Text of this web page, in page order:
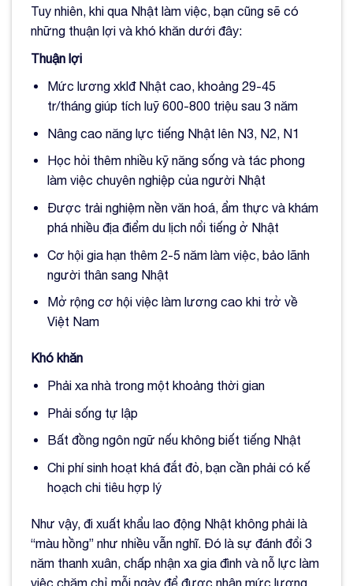
Tuy nhiên, khi qua Nhật làm việc, bạn cũng sẽ có
những thuận lợi và khó khăn dưới đây:
Thuận lợi
Mức lương xklđ Nhật cao, khoảng 29-45
tr/tháng giúp tích luỹ 600-800 triệu sau 3 năm
Nâng cao năng lực tiếng Nhật lên N3, N2, N1
Học hỏi thêm nhiều kỹ năng sống và tác phong
làm việc chuyên nghiệp của người Nhật
Được trải nghiệm nền văn hoá, ẩm thực và khám
phá nhiều địa điểm du lịch nổi tiếng ở Nhật
Cơ hội gia hạn thêm 2-5 năm làm việc, bảo lãnh
người thân sang Nhật
Mở rộng cơ hội việc làm lương cao khi trở về
Việt Nam
Khó khăn
Phải xa nhà trong một khoảng thời gian
Phải sống tự lập
Bất đồng ngôn ngữ nếu không biết tiếng Nhật
Chi phí sinh hoạt khá đắt đỏ, bạn cần phải có kế
hoạch chi tiêu hợp lý
Như vậy, đi xuất khẩu lao động Nhật không phải là
“màu hồng” như nhiều vẫn nghĩ. Đó là sự đánh đổi 3
năm thanh xuân, chấp nhận xa gia đình và nỗ lực làm
việc chăm chỉ mỗi ngày để được nhận mức lương